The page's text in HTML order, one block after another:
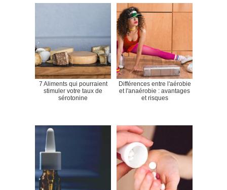
7 Aliments qui pourraient
stimuler votre taux de
sérotonine
Différences entre l'aérobie
et l'anaérobie : avantages
et risques